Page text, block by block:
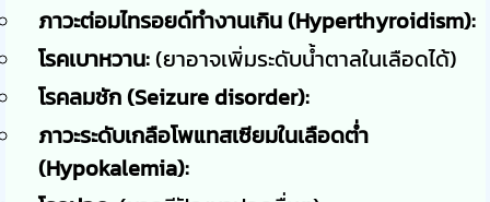
ภาวะต่อมไทรอยด์ทำงานเกิน (Hyperthyroidism):
โรคเบาหวาน:(ยาอาจเพิ่มระดับน้ำตาลในเลือดได้)
โรคลมชัก (Seizure disorder):
ภาวะระดับเกลือโพแทสเซียมในเลือดต่ำ
(Hypokalemia):